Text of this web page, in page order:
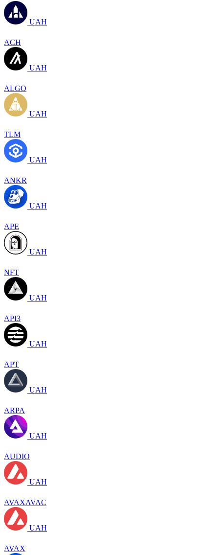
UAH
ACH
UAH
ALGO
UAH
TLM
UAH
ANKR
UAH
APE
UAH
NFT
UAH
API3
UAH
APT
UAH
ARPA
UAH
AUDIO
UAH
AVAXAVAC
UAH
AVAX